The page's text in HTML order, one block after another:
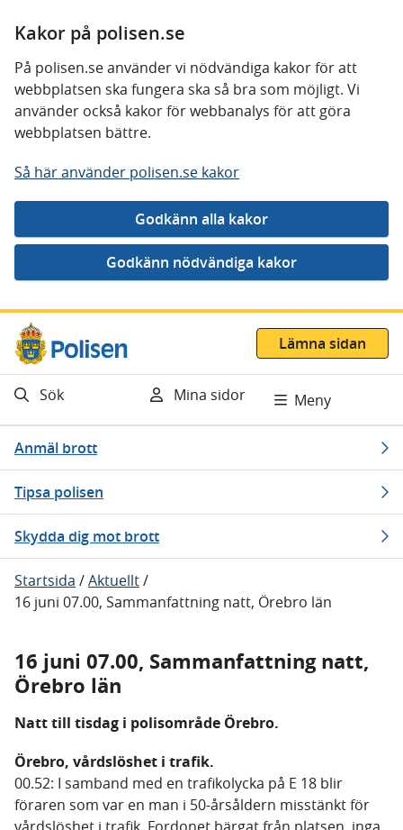
Kakor på polisen.se
På polisen.se använder vi nödvändiga kakor för att
webbplatsen ska fungera ska så bra som möjligt. Vi
använder också kakor för webbanalys för att göra
webbplatsen bättre.
Så här använder polisen.se kakor
Gå direkt till innehåll
Lämna sidan
Sök Mina sidor Meny
Anmäl brott
Tipsa polisen
Skydda dig mot brott
Startsida /Aktuellt/
16 juni 07.00, Sammanfattning natt, Örebro län
16 juni 07.00, Sammanfattning natt,
Örebro län
Natt till tisdag i polisområde Örebro.
Örebro, vårdslöshet i trafik.
00.52: I samband med en trafikolycka på E 18 blir
föraren som var en man i 50-årsåldern misstänkt för